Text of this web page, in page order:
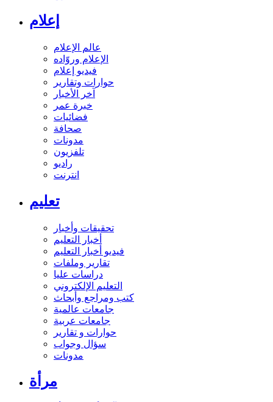
إعلام
عالم الإعلام
الإعلام وروّاده
فيديو إعلام
حوارات وتقارير
آخر الأخبار
خبرة عمر
فضائيات
صحافة
مدونات
تلفزيون
راديو
انترنت
تعليم
تحقيقات وأخبار
أخبار التعليم
فيديو أخبار التعليم
تقارير وملفات
دراسات عليا
التعليم الإلكتروني
كتب ومراجع وأبحاث
جامعات عالمية
جامعات عربية
حوارات و تقارير
سؤال وجواب
مدونات
مرأة